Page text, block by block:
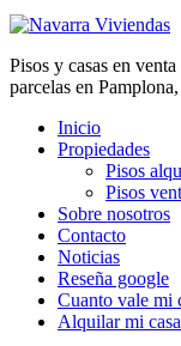
Pisos y casas en
parcelas en
Inicio
Propiedades
Pisos
Pisos
Sobre nosotros
Contacto
Noticias
Reseña google
Cuanto vale mi
Alquilar mi casa